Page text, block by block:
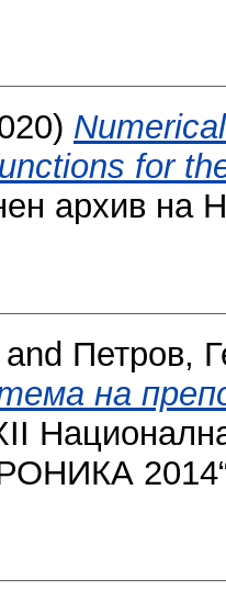
for
архив
and Петров,
на